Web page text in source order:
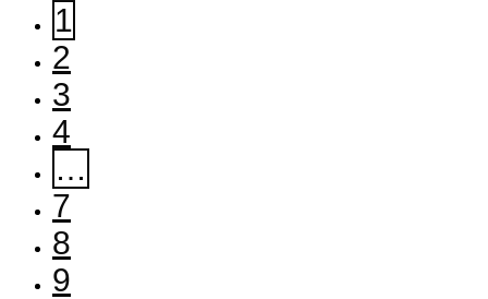
1
2
3
4
…
7
8
9